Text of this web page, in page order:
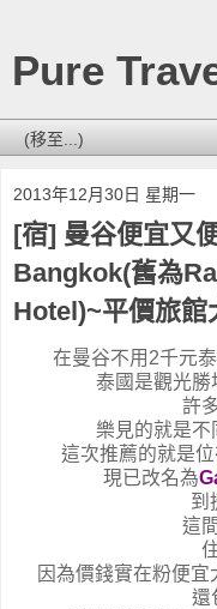
Pure
2013年12月30日 星期一
[宿] 曼谷便宜又
Bangkok(舊為
Hotel)~平價旅館
在曼谷不用2千元
泰國是觀光勝
許
樂見的就是不
這次推薦的就是
現已改名為
到
這
因為價錢實在粉便宜
還